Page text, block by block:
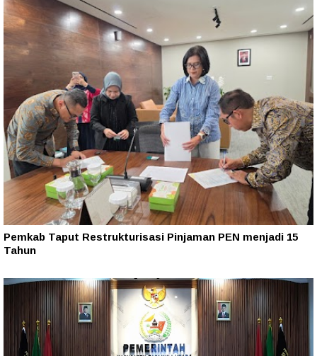
Pemkab Taput Restrukturisasi Pinjaman PEN menjadi 15
Tahun‎